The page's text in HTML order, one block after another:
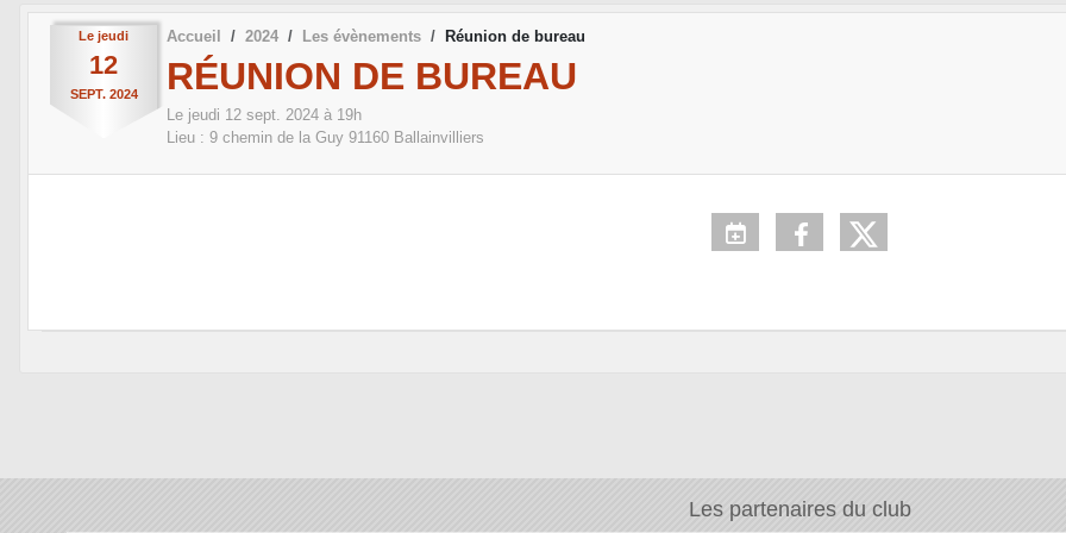
Le jeudi
12
SEPT. 2024
Accueil 2024 Les évènements Réunion de bureau
RÉUNION DE BUREAU
Le jeudi 12 sept. 2024 à 19h
Lieu : 9 chemin de la Guy 91160 Ballainvilliers
Les partenaires du club